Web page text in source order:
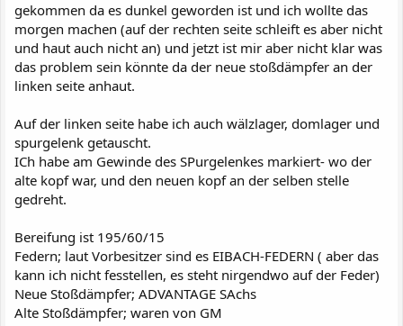
gekommen da es dunkel geworden ist und ich wollte das
morgen machen (auf der rechten seite schleift es aber nicht
und haut auch nicht an) und jetzt ist mir aber nicht klar was
das problem sein könnte da der neue stoßdämpfer an der
linken seite anhaut.
Auf der linken seite habe ich auch wälzlager, domlager und
spurgelenk getauscht.
ICh habe am Gewinde des SPurgelenkes markiert- wo der
alte kopf war, und den neuen kopf an der selben stelle
gedreht.
Bereifung ist 195/60/15
Federn; laut Vorbesitzer sind es EIBACH-FEDERN ( aber das
kann ich nicht fesstellen, es steht nirgendwo auf der Feder)
Neue Stoßdämpfer; ADVANTAGE SAchs
Alte Stoßdämpfer; waren von GM